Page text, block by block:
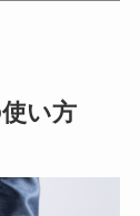
い方